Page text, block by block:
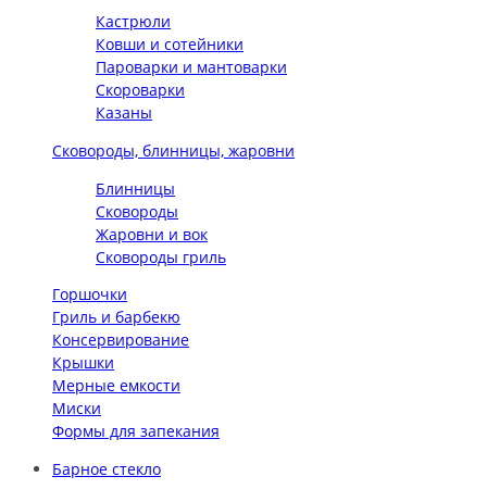
Кастрюли
Ковши и сотейники
Пароварки и мантоварки
Скороварки
Казаны
Сковороды, блинницы, жаровни
Блинницы
Сковороды
Жаровни и вок
Сковороды гриль
Горшочки
Гриль и барбекю
Консервирование
Крышки
Мерные емкости
Миски
Формы для запекания
Барное стекло